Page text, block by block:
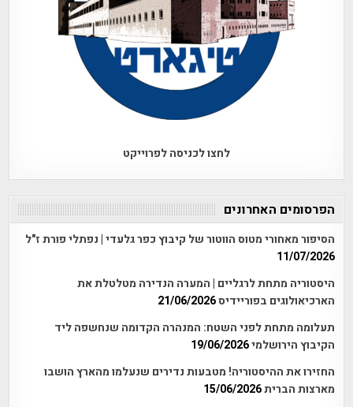
לחצו לכניסה לפרוייקט
הפרסומים האחרונים
הסיפור מאחורי מטוס הווטור של קיבוץ כפר גלעדי | נפתלי פורת ז"ל
11/07/2026
היסטוריה מתחת לרגליים | המערה הנדירה מטלטלת את
הארכיאולוגים בפוריידיס21/06/2026
תעלומה מתחת לפני השטח: המנהרה הקדומה שנחשפה ליד
הקיבוץ הירושלמי19/06/2026
החזירו את ההיסטוריה! מטבעות נדירים שנעלמו מהארץ הושבו
מארצות הברית15/06/2026